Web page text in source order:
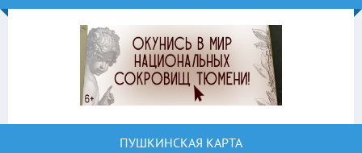
ПУШКИНСКАЯ КАРТА